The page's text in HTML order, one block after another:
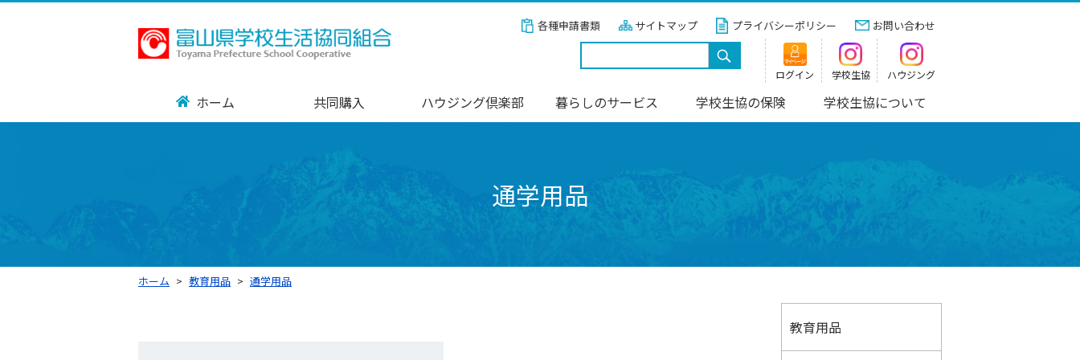
各種申請書類 サイトマップ プライバシーポリシー お問い合わせ
ログイン 学校生協 ハウジング
ホーム 共同購入 ハウジング倶楽部 暮らしのサービス 学校生協の保険 学校生協について
通学用品
ホーム 教育用品 通学用品
教育用品